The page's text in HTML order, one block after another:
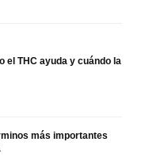
el THC ayuda y cuándo la
más importantes